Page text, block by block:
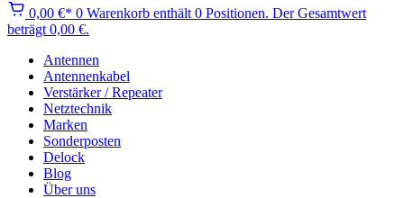
0,00 €* 0 Warenkorb enthält 0 Positionen. Der Gesamtwert
beträgt 0,00 €.
Antennen
Antennenkabel
Verstärker / Repeater
Netztechnik
Marken
Sonderposten
Delock
Blog
Über uns